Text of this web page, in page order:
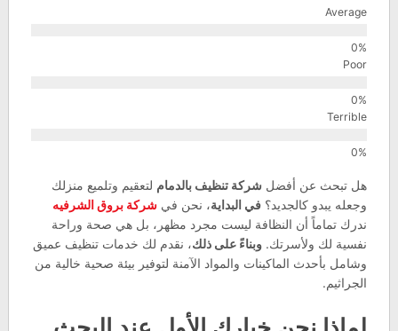
Average
Poor
Terrible
هل تبحث عن أفضل شركة تنظيف بالدمام لتعقيم وتلميع منزلك
وجعله يبدو كالجديد؟ في البداية، نحن في شركة بروق الشرفيه
ندرك تماماً أن النظافة ليست مجرد مظهر، بل هي صحة وراحة
نفسية لك ولأسرتك. وبناءً على ذلك، نقدم لك خدمات تنظيف عميق
وشامل بأحدث الماكينات والمواد الآمنة لتوفير بيئة صحية خالية من
الجراثيم.